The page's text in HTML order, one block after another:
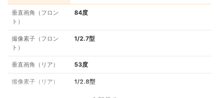
垂直画角（フロン
ト）
84度
撮像素子（フロン
ト）
1/2.7型
垂直画角（リア） 53度
撮像素子（リア） 1/2.8型